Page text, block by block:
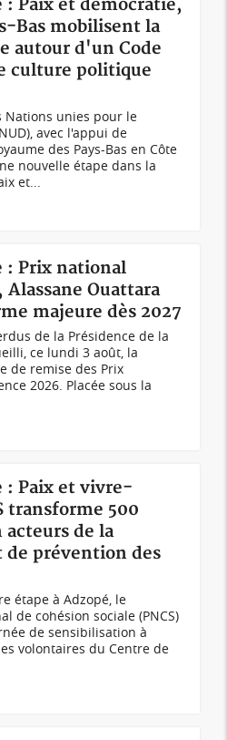
Paix et démocratie,
Bas mobilisent la
autour d'un Code
culture politique
Nations unies pour le
avec l'appui de
des Pays-Bas en Côte
nouvelle étape dans la
et...
: Prix national
Ouattara
majeure dès 2027
de la Présidence de la
ce lundi 3 août, la
de remise des Prix
2026. Placée sous la
: Paix et vivre-
transforme 500
acteurs de la
de prévention des
étape à Adzopé, le
de cohésion sociale (PNCS)
de sensibilisation à
volontaires du Centre de